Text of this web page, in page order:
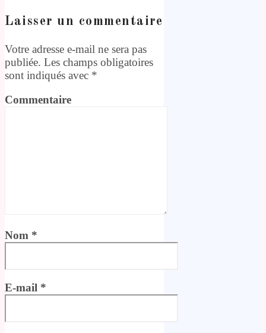
Laisser un commentaire
Votre adresse e-mail ne sera pas
publiée. Les champs obligatoires
sont indiqués avec *
Commentaire
Nom *
E-mail *